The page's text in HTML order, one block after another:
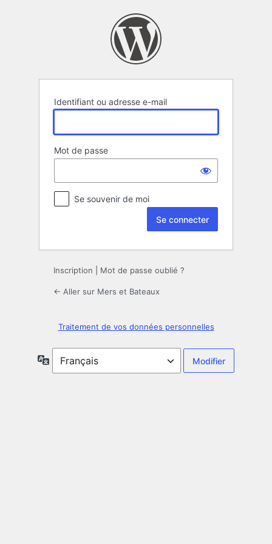
Identifiant ou adresse e-mail
Mot de passe
Se souvenir de moi
Inscription Mot de passe oublié ?
← Aller sur Mers et Bateaux
Traitement de vos données personnelles
Langue